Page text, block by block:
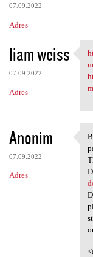
07.09.2022
Adres
liam weiss
07.09.2022
Adres
Anonim
07.09.2022
Adres